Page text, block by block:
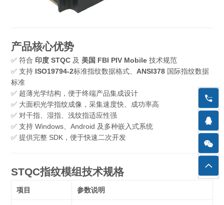
产品核心优势
✅ 符合 印度 STQC及 美国 FBI PIV Mobile技术规范
✅ 支持 ISO19794-2标准指纹数据格式、 ANSI378国际指纹数据
标准
✅ 超薄光学结构，便于终端产品集成设计
✅ 大面积光学指纹成像，采集速度快、成功率高
✅ 对干指、湿指、浅纹指适应性强
✅ 支持 Windows、Android 及多种嵌入式系统
✅ 提供完整 SDK，便于快速二次开发
STQC指纹模组技术规格
项目 参数说明